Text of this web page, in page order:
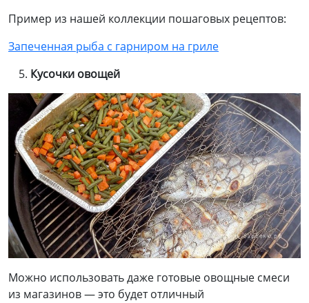
Пример из нашей коллекции пошаговых рецептов:
Запеченная рыба с гарниром на гриле
Кусочки овощей
Можно использовать даже готовые овощные смеси
из магазинов — это будет отличный